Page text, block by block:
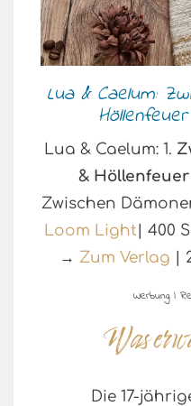
Lua & Caelum:
Lua & Caelum: 1.
& Höllenfeuer
Zwischen
Loom Light | 400
→ Zum Verlag |
Werbung |
Die 17-